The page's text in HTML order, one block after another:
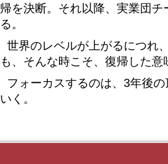
帰を決断。それ以降、実業団
る。
世界のレベルが上がるにつれ
も、そんな時こそ、復帰した
フォーカスするのは、3年後
いく。